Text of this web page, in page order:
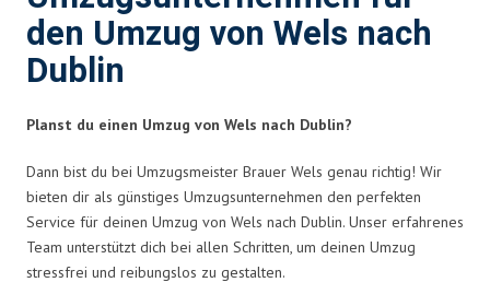
den Umzug von Wels nach
Dublin
Planst du einen Umzug von Wels nach Dublin?
Dann bist du bei Umzugsmeister Brauer Wels genau richtig! Wir
bieten dir als günstiges Umzugsunternehmen den perfekten
Service für deinen Umzug von Wels nach Dublin. Unser erfahrenes
Team unterstützt dich bei allen Schritten, um deinen Umzug
stressfrei und reibungslos zu gestalten.